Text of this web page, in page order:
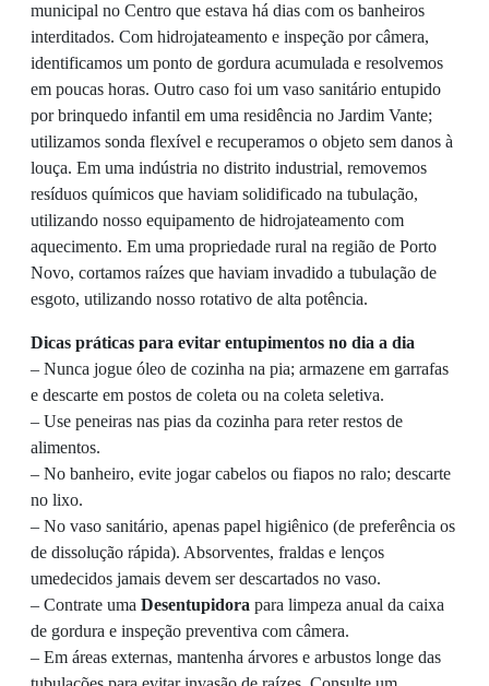
municipal no Centro que estava há dias com os banheiros
interditados. Com hidrojateamento e inspeção por câmera,
identificamos um ponto de gordura acumulada e resolvemos
em poucas horas. Outro caso foi um vaso sanitário entupido
por brinquedo infantil em uma residência no Jardim Vante;
utilizamos sonda flexível e recuperamos o objeto sem danos à
louça. Em uma indústria no distrito industrial, removemos
resíduos químicos que haviam solidificado na tubulação,
utilizando nosso equipamento de hidrojateamento com
aquecimento. Em uma propriedade rural na região de Porto
Novo, cortamos raízes que haviam invadido a tubulação de
esgoto, utilizando nosso rotativo de alta potência.
Dicas práticas para evitar entupimentos no dia a dia
– Nunca jogue óleo de cozinha na pia; armazene em garrafas
e descarte em postos de coleta ou na coleta seletiva.
– Use peneiras nas pias da cozinha para reter restos de
alimentos.
– No banheiro, evite jogar cabelos ou fiapos no ralo; descarte
no lixo.
– No vaso sanitário, apenas papel higiênico (de preferência os
de dissolução rápida). Absorventes, fraldas e lenços
umedecidos jamais devem ser descartados no vaso.
– Contrate uma Desentupidora para limpeza anual da caixa
de gordura e inspeção preventiva com câmera.
– Em áreas externas, mantenha árvores e arbustos longe das